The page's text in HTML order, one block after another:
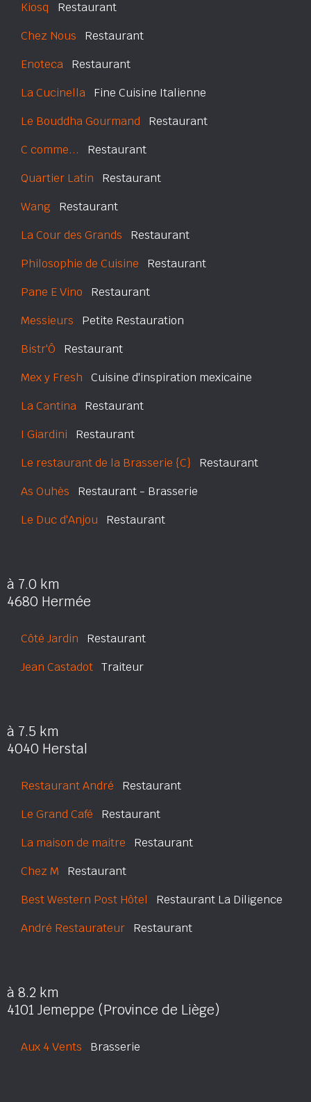
Kiosq Restaurant
Chez Nous Restaurant
Enoteca Restaurant
La Cucinella Fine Cuisine Italienne
Le Bouddha Gourmand Restaurant
C comme... Restaurant
Quartier Latin Restaurant
Wang Restaurant
La Cour des Grands Restaurant
Philosophie de Cuisine Restaurant
Pane E Vino Restaurant
Messieurs Petite Restauration
Bistr'Ô Restaurant
Mex y Fresh Cuisine d'inspiration mexicaine
La Cantina Restaurant
I Giardini Restaurant
Le restaurant de la Brasserie {C} Restaurant
As Ouhès Restaurant - Brasserie
Le Duc d'Anjou Restaurant
à 7.0 km
4680 Hermée
Côté Jardin Restaurant
Jean Castadot Traiteur
à 7.5 km
4040 Herstal
Restaurant André Restaurant
Le Grand Café Restaurant
La maison de maitre Restaurant
Chez M Restaurant
Best Western Post Hôtel Restaurant La Diligence
André Restaurateur Restaurant
à 8.2 km
4101 Jemeppe (Province de Liège)
Aux 4 Vents Brasserie